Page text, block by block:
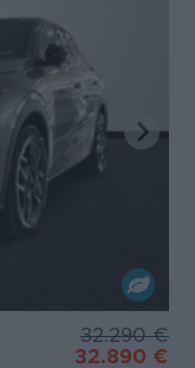
32.290 €
32.890 €